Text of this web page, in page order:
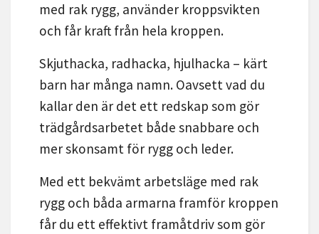
med rak rygg, använder kroppsvikten
och får kraft från hela kroppen.
Skjuthacka, radhacka, hjulhacka – kärt
barn har många namn. Oavsett vad du
kallar den är det ett redskap som gör
trädgårdsarbetet både snabbare och
mer skonsamt för rygg och leder.
Med ett bekvämt arbetsläge med rak
rygg och båda armarna framför kroppen
får du ett effektivt framåtdriv som gör